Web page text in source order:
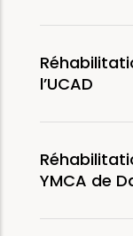
l’UCAD
YMCA de